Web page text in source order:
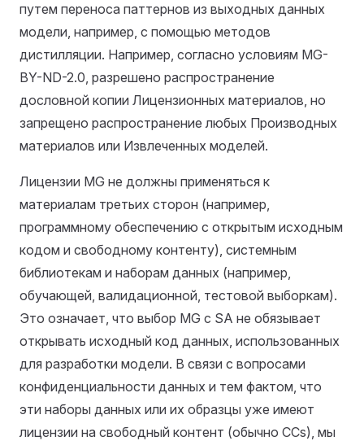
путем переноса паттернов из выходных данных
модели, например, с помощью методов
дистилляции. Например, согласно условиям MG-
BY-ND-2.0, разрешено распространение
дословной копии Лицензионных материалов, но
запрещено распространение любых Производных
материалов или Извлеченных моделей.
Лицензии MG не должны применяться к
материалам третьих сторон (например,
программному обеспечению с открытым исходным
кодом и свободному контенту), системным
библиотекам и наборам данных (например,
обучающей, валидационной, тестовой выборкам).
Это означает, что выбор MG с SA не обязывает
открывать исходный код данных, использованных
для разработки модели. В связи с вопросами
конфиденциальности данных и тем фактом, что
эти наборы данных или их образцы уже имеют
лицензии на свободный контент (обычно CCs), мы